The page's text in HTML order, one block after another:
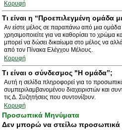
Κορυφή
Τι είναι η “Προεπιλεγμένη ομάδα
Αν είστε μέλος σε παραπάνω από μια
χρησιμοποιείτε για να καθορίσει το χρώμα
μπορεί να δώσει δικαίωμα στο μέλος να
από τον Πίνακα Ελέγχου Μέλους.
Κορυφή
Τι είναι ο σύνδεσμος "Η ομάδα”;
Αυτή η σελίδα πληροφορεί για το
συμπεριλαμβανομένου διαχειριστών και
τις Δ. Συζητήσεις που συντονίζουν.
Κορυφή
Προσωπικά Μηνύματα
Δεν μπορώ να στείλω προσωπικά